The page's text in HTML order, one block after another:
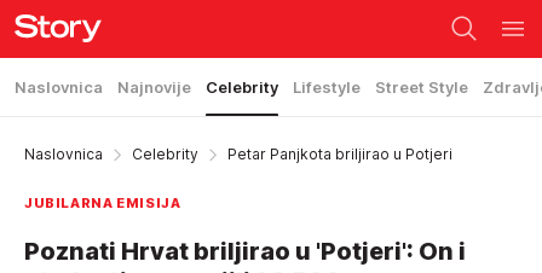
Naslovnica Najnovije Celebrity Lifestyle Street Style
Naslovnica Celebrity Petar Panjkota briljirao u Potjeri
JUBILARNA EMISIJA
Poznati Hrvat briljirao u 'Potjeri': On i